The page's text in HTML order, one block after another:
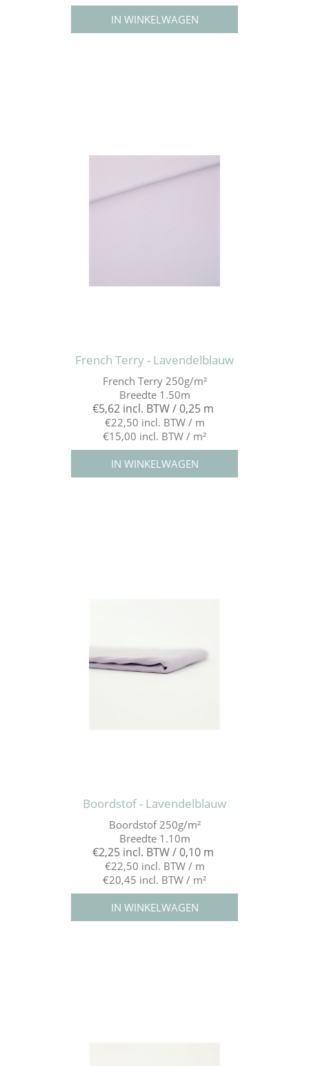
French Terry - Lavendelblauw
French Terry 250g/m²
Breedte 1.50m
€5,62 incl. BTW / 0,25 m
€22,50 incl. BTW / m
€15,00 incl. BTW / m²
Boordstof - Lavendelblauw
Boordstof 250g/m²
Breedte 1.10m
€2,25 incl. BTW / 0,10 m
€22,50 incl. BTW / m
€20,45 incl. BTW / m²